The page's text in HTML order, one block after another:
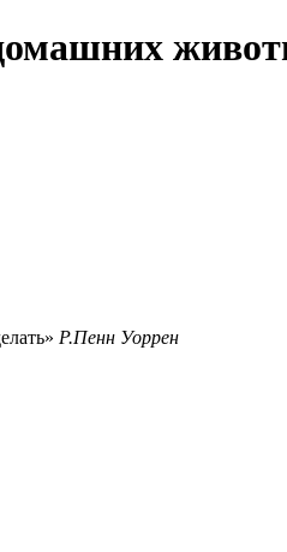
Р.Пенн Уоррен